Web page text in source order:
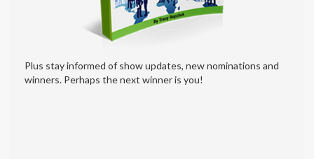
Plus stay informed of show updates, new nominations and
winners. Perhaps the next winner is you!